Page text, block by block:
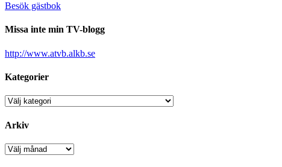
Besök gästbok
Missa inte min TV-blogg
http://www.atvb.alkb.se
Kategorier
Kategorier
Arkiv
Arkiv